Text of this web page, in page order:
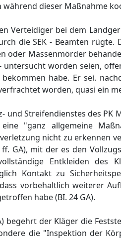
dieser Maßnahme
Verteidiger bei dem
die SEK - Beamten rügte.
oder Massenmörder
worden seien,
habe. Er sei.
worden, quasi ein
und Streifendienstes des
"ganz allgemeine
nicht zu erkennen
GA), mit der es den
Entkleiden des
Kontakt zu
vorbehaltlich weiterer
habe (BI. 24 GA).
begehrt der Kläger die
die "Inspektion der